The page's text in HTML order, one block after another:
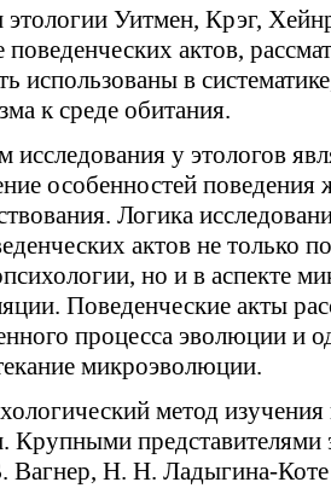
Уитмен, Крэг,
актов,
использованы в
к среде обитания.
исследования у этологов явл
особенностей поведения
я. Логика
актов не только
но и в аспекте
яции. Поведенческие акты
процесса эволюции и
микроэволюции.
метод изучения
Крупными представителями
Вагнер, Н. Н. Ладыгина-